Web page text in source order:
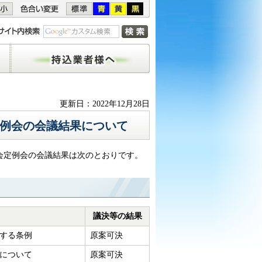
持込業者様へ
更新日：2022年12月28日
会の会議結果について
例会の会議結果は次のとおりです。
議決等の結果
る条例 原案可決
ついて 原案可決